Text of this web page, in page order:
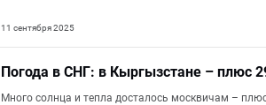
11 сентября 2025
Погода в СНГ: в Кыргызстане – плюс
Много солнца и тепла досталось москвичам –